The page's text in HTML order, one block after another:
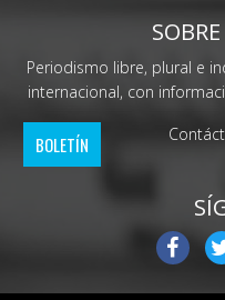
Periodismo libre, plural e
internacional, con
BOLETÍN